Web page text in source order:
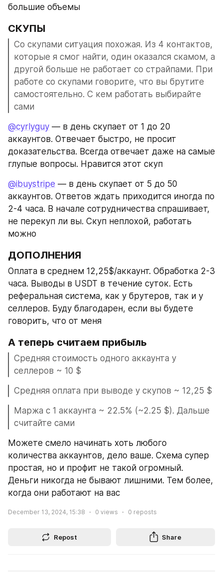
большие объемы
СКУПЫ
Со скупами ситуация похожая. Из 4 контактов,
которые я смог найти, один оказался скамом, а
другой больше не работает со страйпами. При
работе со скупами говорите, что вы брутите
самостоятельно. С кем работать выбирайте
сами
@cyrlyguy — в день скупает от 1 до 20
аккаунтов. Отвечает быстро, не просит
доказательства. Всегда отвечает даже на самые
глупые вопросы. Нравится этот скуп
@ibuystripe — в день скупает от 5 до 50
аккаунтов. Ответов ждать приходится иногда по
2-4 часа. В начале сотрудничества спрашивает,
не перекуп ли вы. Скуп неплохой, работать
можно
ДОПОЛНЕНИЯ
Оплата в среднем 12,25$/аккаунт. Обработка 2-3
часа. Выводы в USDT в течение суток. Есть
реферальная система, как у брутеров, так и у
селлеров. Буду благодарен, если вы будете
говорить, что от меня
А теперь считаем прибыль
Средняя стоимость одного аккаунта у
селлеров ~ 10 $
Средняя оплата при выводе у скупов ~ 12,25 $
Маржа с 1 аккаунта ~ 22.5% (~2.25 $). Дальше
считайте сами
Можете смело начинать хоть любого
количества аккаунтов, дело ваше. Схема супер
простая, но и профит не такой огромный.
Деньги никогда не бывают лишними. Тем более,
когда они работают на вас
December 13, 2024, 15:38 0 views 0 reposts
Repost Share